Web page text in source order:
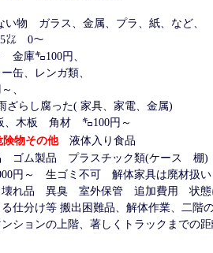
い物 ガラス、金属、プラ、紙、など、
㍑ 0～
金庫㌔100円、
缶、レンガ類、
、
ざらし腐った( 家具、家電、金属)
、木板 角材 ㌔100円～
険物その他液体入り食品
ゴム製品 プラスチック類(ケース
円～ 生ゴミ不可 解体家具は廃材扱い
壊れ品 異臭 室外保管 追加費用 状
仕分け等 搬出困難品、解体作業、二階
ションの上階、著しくトラックまでの